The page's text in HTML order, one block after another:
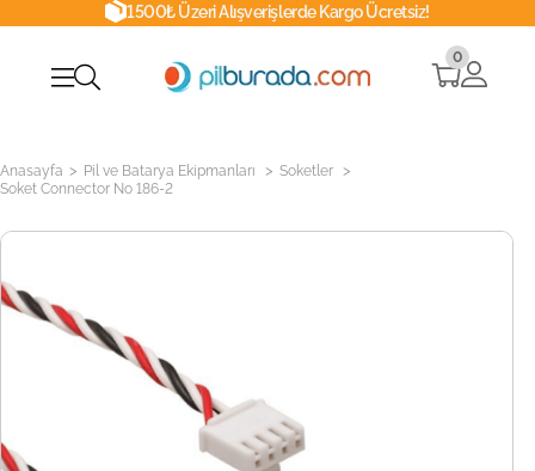
1500₺ Üzeri Alışverişlerde Kargo Ücretsiz!
0
Anasayfa > Pil ve Batarya Ekipmanları > Soketler >
Soket Connector No 186-2